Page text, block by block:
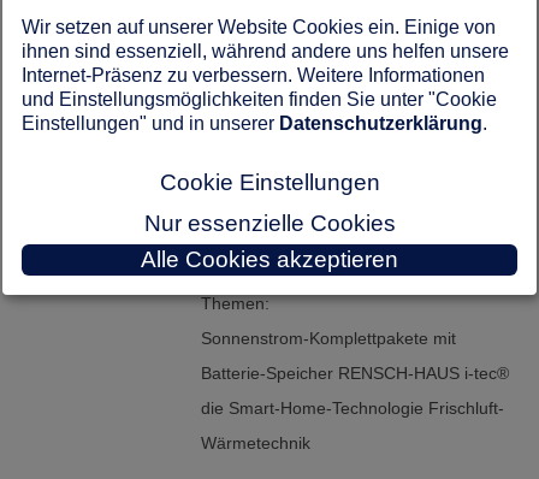
auf über 800 m²
Persönliche Beratung rund ums Bauen
Umfassende Informationen zur aktuellen
Förderung 2023
Für Ihr leibliches Wohl ist gesorgt
Betreutes Kinderprogramm
Informative Fachvorträge zu den
Themen:
Sonnenstrom-Komplettpakete mit
Batterie-Speicher RENSCH-HAUS i-tec®
die Smart-Home-Technologie Frischluft-
Wärmetechnik
Wir setzen auf unserer Website Cookies ein. Einige von
ihnen sind essenziell, während andere uns helfen unsere
Internet-Präsenz zu verbessern. Weitere Informationen
und Einstellungsmöglichkeiten finden Sie unter "Cookie
Einstellungen" und in unserer Datenschutzerklärung.
Cookie Einstellungen
Nur essenzielle Cookies
Alle Cookies akzeptieren